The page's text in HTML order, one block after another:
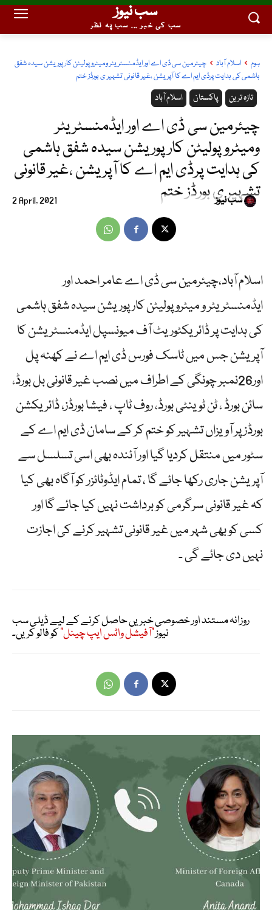
سب نیوز
سب کی خبر ... سب پہ نظر
ہوم اسلام آباد
چیئرمین سی ڈی اے اور ایڈمنسٹریٹر ومیٹروپولیٹن کارپوریشن سیدہ شفق
ہاشمی کی ہدایت پرڈی ایم اے کا آپریشن ،غیر قانونی تشہیر ی بورڈز ختم
اسلام آباد پاکستان تازہ ترین
چیئرمین سی ڈی اے اور ایڈمنسٹریٹر
ومیٹروپولیٹن کارپوریشن سیدہ شفق ہاشمی
کی ہدایت پرڈی ایم اے کا آپریشن ،غیر قانونی
تشہیر ی بورڈز ختم
2 April, 2021 سب نیوز
اسلام آباد،چیئرمین سی ڈی اے عامر احمد اور
ایڈمنسٹریٹر و میٹروپولیٹن کارپوریشن سیدہ شفق ہاشمی
کی ہدایت پر ڈائریکٹوریٹ آف میونسپل ایڈمنسٹریشن کا
آپریشن جس میں ٹاسک فورس ڈی ایم اے نے کھنہ پل
اور26نمبر چونگی کے اطراف میں نصب غیر قانونی بل بورڈ،
سائن بورڈ ، ٹن ٹوینٹی بورڈ، روف ٹاپ ، فیشا بورڈز، ڈائریکشن
بورڈز پر آویزاں تشہیر کو ختم کر کے سامان ڈی ایم اے کے
سٹور میں منتقل کردیا گیا اور آئندہ بھی اسی تسلسل سے
آپریشن جاری رکھا جائے گا ، تمام ایڈوٹائزر کو آگاہ بھی کیا
کہ غیر قانونی سرگرمی کو برداشت نہیں کیا جائے گا اور
کسی کو بھی شہر میں غیر قانونی تشہیر کرنے کی اجازت
نہیں دی جائے گی ۔
روزانہ مستند اور خصوصی خبریں حاصل کرنے کے لیے ڈیلی سب
نیوز"آفیشل واٹس ایپ چینل"کو فالو کریں۔